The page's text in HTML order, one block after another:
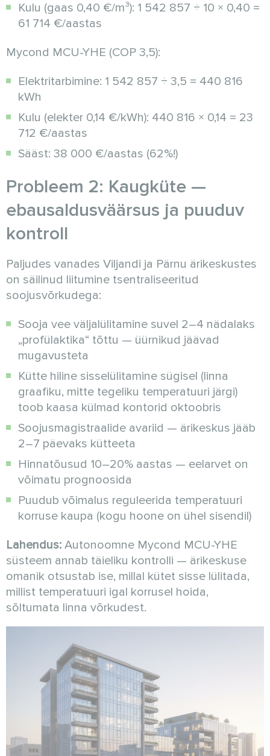
Kulu (gaas 0,40 €/m³): 1 542 857 ÷ 10 × 0,40 =
61 714 €/aastas
Mycond MCU-YHE (COP 3,5):
Elektritarbimine: 1 542 857 ÷ 3,5 = 440 816
kWh
Kulu (elekter 0,14 €/kWh): 440 816 × 0,14 = 23
712 €/aastas
Sääst: 38 000 €/aastas (62%!)
Probleem 2: Kaugküte —
ebausaldusväärsus ja puuduv
kontroll
Paljudes vanades Viljandi ja Pärnu ärikeskustes
on säilinud liitumine tsentraliseeritud
soojusvõrkudega:
Sooja vee väljalülitamine suvel 2–4 nädalaks
„profülaktika“ tõttu — üürnikud jäävad
mugavusteta
Kütte hiline sisselülitamine sügisel (linna
graafiku, mitte tegeliku temperatuuri järgi)
toob kaasa külmad kontorid oktoobris
Soojusmagistraalide avariid — ärikeskus jääb
2–7 päevaks kütteeta
Hinnatõusud 10–20% aastas — eelarvet on
võimatu prognoosida
Puudub võimalus reguleerida temperatuuri
korruse kaupa (kogu hoone on ühel sisendil)
Lahendus: Autonoomne Mycond MCU-YHE
süsteem annab täieliku kontrolli — ärikeskuse
omanik otsustab ise, millal kütet sisse lülitada,
millist temperatuuri igal korrusel hoida,
sõltumata linna võrkudest.